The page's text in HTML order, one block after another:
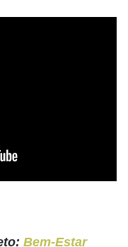
Bem-Estar